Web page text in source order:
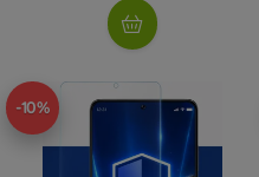
-10%